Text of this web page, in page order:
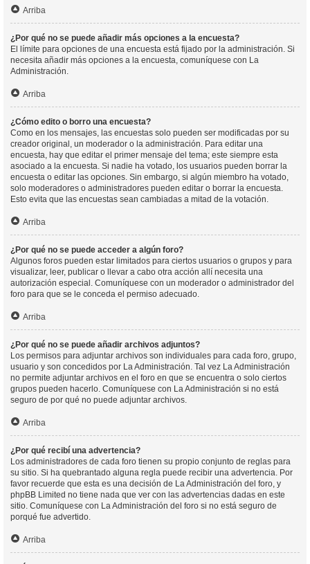
Arriba
¿Por qué no se puede añadir más opciones a la encuesta?
El límite para opciones de una encuesta está fijado por la administración. Si
necesita añadir más opciones a la encuesta, comuníquese con La
Administración.
Arriba
¿Cómo edito o borro una encuesta?
Como en los mensajes, las encuestas solo pueden ser modificadas por su
creador original, un moderador o la administración. Para editar una
encuesta, hay que editar el primer mensaje del tema; este siempre esta
asociado a la encuesta. Si nadie ha votado, los usuarios pueden borrar la
encuesta o editar las opciones. Sin embargo, si algún miembro ha votado,
solo moderadores o administradores pueden editar o borrar la encuesta.
Esto evita que las encuestas sean cambiadas a mitad de la votación.
Arriba
¿Por qué no se puede acceder a algún foro?
Algunos foros pueden estar limitados para ciertos usuarios o grupos y para
visualizar, leer, publicar o llevar a cabo otra acción allí necesita una
autorización especial. Comuníquese con un moderador o administrador del
foro para que se le conceda el permiso adecuado.
Arriba
¿Por qué no se puede añadir archivos adjuntos?
Los permisos para adjuntar archivos son individuales para cada foro, grupo,
usuario y son concedidos por La Administración. Tal vez La Administración
no permite adjuntar archivos en el foro en que se encuentra o solo ciertos
grupos pueden hacerlo. Comuníquese con La Administración si no está
seguro de por qué no puede adjuntar archivos.
Arriba
¿Por qué recibí una advertencia?
Los administradores de cada foro tienen su propio conjunto de reglas para
su sitio. Si ha quebrantado alguna regla puede recibir una advertencia. Por
favor recuerde que esta es una decisión de La Administración del foro, y
phpBB Limited no tiene nada que ver con las advertencias dadas en este
sitio. Comuníquese con La Administración del foro si no está seguro de
porqué fue advertido.
Arriba